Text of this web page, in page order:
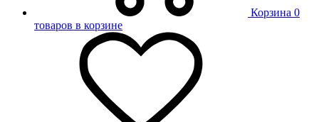
Корзина 0
товаров в корзине